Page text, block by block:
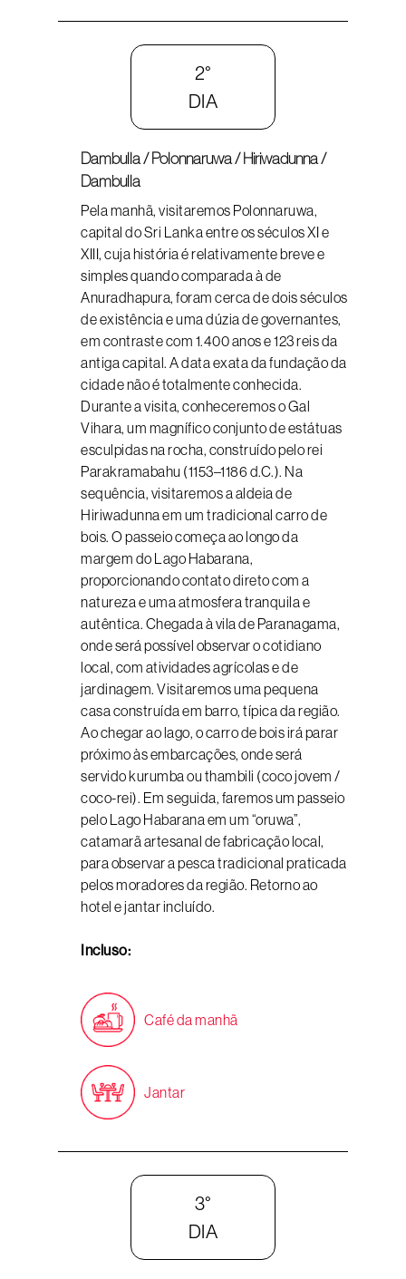
2°
DIA
Dambulla / Polonnaruwa / Hiriwadunna /
Dambulla
Pela manhã, visitaremos Polonnaruwa,
capital do Sri Lanka entre os séculos XI e
XIII, cuja história é relativamente breve e
simples quando comparada à de
Anuradhapura, foram cerca de dois séculos
de existência e uma dúzia de governantes,
em contraste com 1.400 anos e 123 reis da
antiga capital. A data exata da fundação da
cidade não é totalmente conhecida.
Durante a visita, conheceremos o Gal
Vihara, um magnífico conjunto de estátuas
esculpidas na rocha, construído pelo rei
Parakramabahu (1153–1186 d.C.). Na
sequência, visitaremos a aldeia de
Hiriwadunna em um tradicional carro de
bois. O passeio começa ao longo da
margem do Lago Habarana,
proporcionando contato direto com a
natureza e uma atmosfera tranquila e
autêntica. Chegada à vila de Paranagama,
onde será possível observar o cotidiano
local, com atividades agrícolas e de
jardinagem. Visitaremos uma pequena
casa construída em barro, típica da região.
Ao chegar ao lago, o carro de bois irá parar
próximo às embarcações, onde será
servido kurumba ou thambili (coco jovem /
coco-rei). Em seguida, faremos um passeio
pelo Lago Habarana em um “oruwa”,
catamarã artesanal de fabricação local,
para observar a pesca tradicional praticada
pelos moradores da região. Retorno ao
hotel e jantar incluído.
Incluso:
Café da manhã
Jantar
3°
DIA